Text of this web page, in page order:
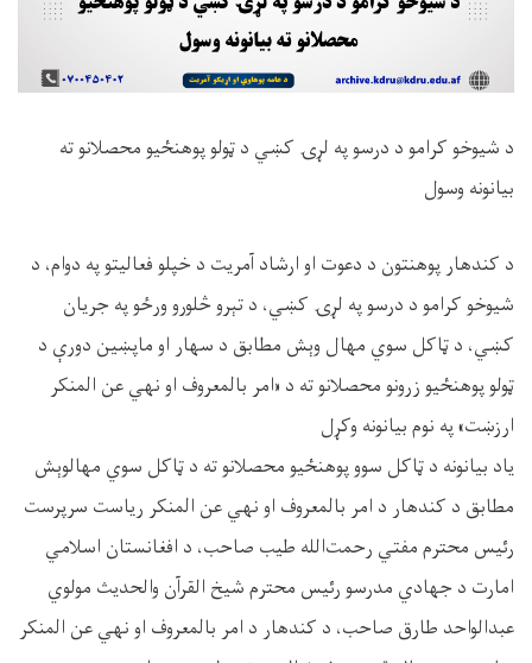
د شيوخو کرامو د درسو په لړۍ کښي د ټولو پوهنځیو محصلانو ته
بیانونه وسول
د کندهار پوهنتون د دعوت او ارشاد آمریت د خپلو فعالیتو په دوام، د
شیوخو کرامو د درسو په لړۍ کښي، د تېرو څلورو ورځو په جریان
کښي، د ټاکل سوي مهال ‌وېش مطابق د سهار او ماپښین دورې د
ټولو پوهنځیو زرونو محصلانو ته د «امر بالمعروف او نهي عن المنکر
ارزښت» په نوم بیانونه وکړل
ياد بیانونه د ټاکل سوو پوهنځیو محصلانو ته د ټاکل سوي مهالوېش
مطابق د کندهار د امر بالمعروف او نهي عن المنکر ریاست سرپرست
رئیس محترم مفتي رحمت‌الله طیب صاحب، د افغانستان اسلامي
امارت د جهادي مدرسو رئیس محترم شیخ القرآن والحديث مولوي
عبدالواحد طارق صاحب، د کندهار د امر بالمعروف او نهي عن المنکر